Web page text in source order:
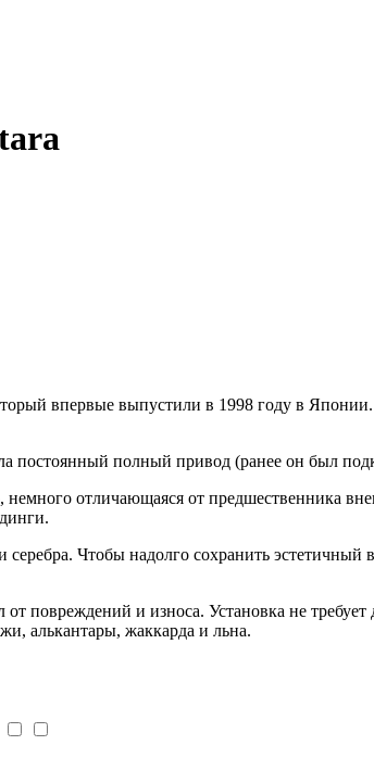
впервые выпустили в 1998 году в
постоянный полный привод (ранее он был
отличающаяся от предшественника
Чтобы надолго сохранить эстетичный
повреждений и износа. Установка не
алькантары, жаккарда и льна.